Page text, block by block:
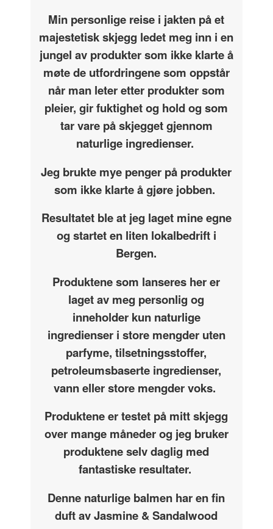
Min personlige reise i jakten på et
majestetisk skjegg ledet meg inn i en
jungel av produkter som ikke klarte å
møte de utfordringene som oppstår
når man leter etter produkter som
pleier, gir fuktighet og hold og som
tar vare på skjegget gjennom
naturlige ingredienser.
Jeg brukte mye penger på produkter
som ikke klarte å gjøre jobben.
Resultatet ble at jeg laget mine egne
og startet en liten lokalbedrift i
Bergen.
Produktene som lanseres her er
laget av meg personlig og
inneholder kun naturlige
ingredienser i store mengder uten
parfyme, tilsetningsstoffer,
petroleumsbaserte ingredienser,
vann eller store mengder voks.
Produktene er testet på mitt skjegg
over mange måneder og jeg bruker
produktene selv daglig med
fantastiske resultater.
Denne naturlige balmen har en fin
duft av Jasmine & Sandalwood